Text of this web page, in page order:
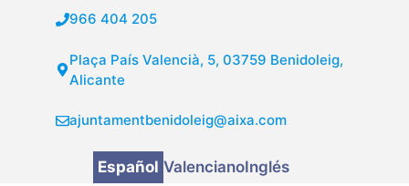
contenido
966 404 205
Plaça País Valencià, 5, 03759 Benidoleig,
Alicante
ajuntamentbenidoleig@aixa.com
Español ValencianoInglés